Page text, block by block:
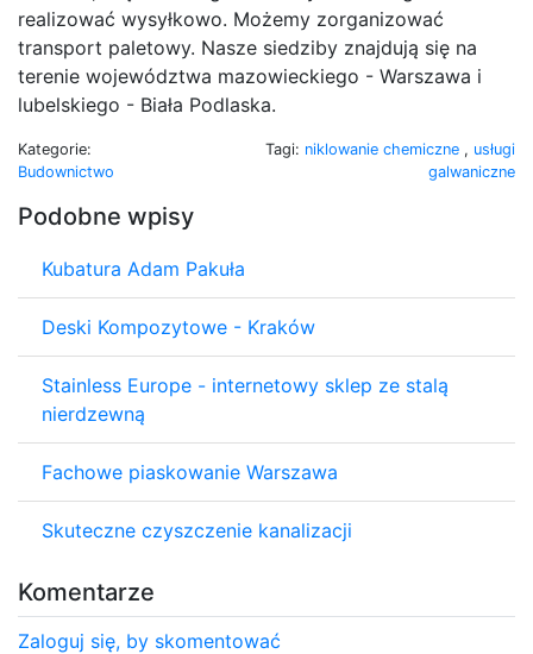
realizować wysyłkowo. Możemy zorganizować
transport paletowy. Nasze siedziby znajdują się na
terenie województwa mazowieckiego - Warszawa i
lubelskiego - Biała Podlaska.
Kategorie:
Budownictwo
Tagi: niklowanie chemiczne , usługi
galwaniczne
Podobne wpisy
Kubatura Adam Pakuła
Deski Kompozytowe - Kraków
Stainless Europe - internetowy sklep ze stalą
nierdzewną
Fachowe piaskowanie Warszawa
Skuteczne czyszczenie kanalizacji
Komentarze
Zaloguj się, by skomentować